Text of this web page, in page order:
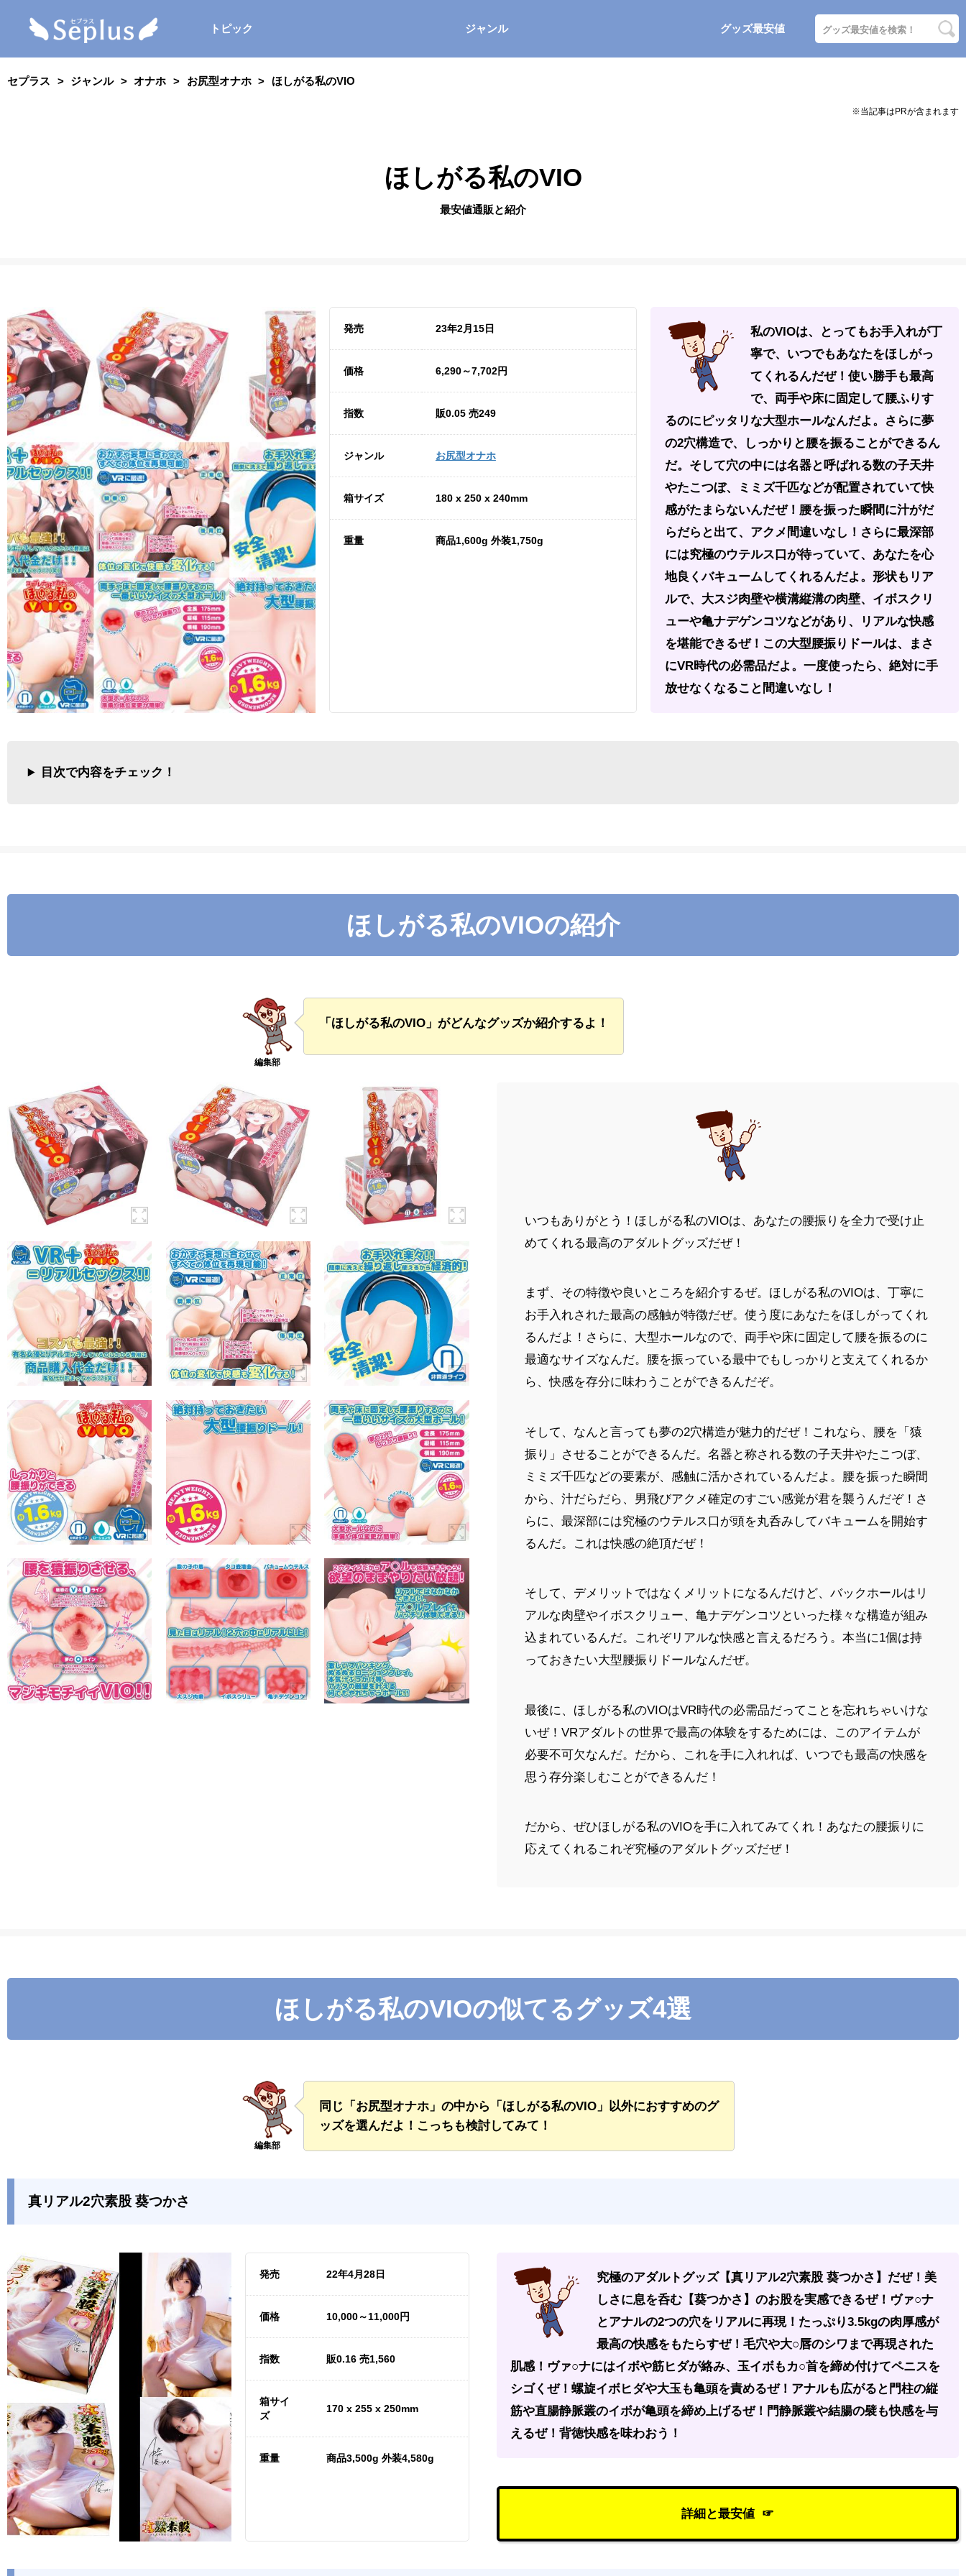
トピック ジャンル グッズ最安値
セプラス ジャンル オナホ お尻型オナホ ほしがる私のVIO
ほしがる私のVIO
最安値通販と紹介
発売 23年2月15日
価格 6,290～7,702円
指数 販0.05 売249
ジャンル お尻型オナホ
箱サイズ 180 x 250 x 240mm
重量 商品1,600g 外装1,750g
私のVIOは、とってもお手入れが丁
寧で、いつでもあなたをほしがっ
てくれるんだぜ！使い勝手も最高
で、両手や床に固定して腰ふりす
るのにピッタリな大型ホールなんだよ。さらに夢
の2穴構造で、しっかりと腰を振ることができるん
だ。そして穴の中には名器と呼ばれる数の子天井
やたこつぼ、ミミズ千匹などが配置されていて快
感がたまらないんだぜ！腰を振った瞬間に汁がだ
らだらと出て、アクメ間違いなし！さらに最深部
には究極のウテルス口が待っていて、あなたを心
地良くバキュームしてくれるんだよ。形状もリア
ルで、大スジ肉壁や横溝縦溝の肉壁、イボスクリ
ューや亀ナデゲンコツなどがあり、リアルな快感
を堪能できるぜ！この大型腰振りドールは、まさ
にVR時代の必需品だよ。一度使ったら、絶対に手
放せなくなること間違いなし！
目次で内容をチェック！
ほしがる私のVIOの紹介
「ほしがる私のVIO」がどんなグッズか紹介するよ！
いつもありがとう！ほしがる私のVIOは、あなたの腰振りを全力で受け止
めてくれる最高のアダルトグッズだぜ！
まず、その特徴や良いところを紹介するぜ。ほしがる私のVIOは、丁寧に
お手入れされた最高の感触が特徴だぜ。使う度にあなたをほしがってくれ
るんだよ！さらに、大型ホールなので、両手や床に固定して腰を振るのに
最適なサイズなんだ。腰を振っている最中でもしっかりと支えてくれるか
ら、快感を存分に味わうことができるんだぞ。
そして、なんと言っても夢の2穴構造が魅力的だぜ！これなら、腰を「猿
振り」させることができるんだ。名器と称される数の子天井やたこつぼ、
ミミズ千匹などの要素が、感触に活かされているんだよ。腰を振った瞬間
から、汁だらだら、男飛びアクメ確定のすごい感覚が君を襲うんだぞ！さ
らに、最深部には究極のウテルス口が頭を丸呑みしてバキュームを開始す
るんだ。これは快感の絶頂だぜ！
そして、デメリットではなくメリットになるんだけど、バックホールはリ
アルな肉壁やイボスクリュー、亀ナデゲンコツといった様々な構造が組み
込まれているんだ。これぞリアルな快感と言えるだろう。本当に1個は持
っておきたい大型腰振りドールなんだぜ。
最後に、ほしがる私のVIOはVR時代の必需品だってことを忘れちゃいけな
いぜ！VRアダルトの世界で最高の体験をするためには、このアイテムが
必要不可欠なんだ。だから、これを手に入れれば、いつでも最高の快感を
思う存分楽しむことができるんだ！
だから、ぜひほしがる私のVIOを手に入れてみてくれ！あなたの腰振りに
応えてくれるこれぞ究極のアダルトグッズだぜ！
ほしがる私のVIOの似てるグッズ4選
同じ「お尻型オナホ」の中から「ほしがる私のVIO」以外におすすめのグ
ッズを選んだよ！こっちも検討してみて！
真リアル2穴素股 葵つかさ
発売 22年4月28日
価格 10,000～11,000円
指数 販0.16 売1,560
箱サイ
ズ
170 x 255 x 250mm
重量 商品3,500g 外装4,580g
究極のアダルトグッズ【真リアル2穴素股 葵つかさ】だぜ！美
しさに息を呑む【葵つかさ】のお股を実感できるぜ！ヴァ○ナ
とアナルの2つの穴をリアルに再現！たっぷり3.5kgの肉厚感が
最高の快感をもたらすぜ！毛穴や大○唇のシワまで再現された
肌感！ヴァ○ナにはイボや筋ヒダが絡み、玉イボもカ○首を締め付けてペニスを
シゴくぜ！螺旋イボヒダや大玉も亀頭を責めるぜ！アナルも広がると門柱の縦
筋や直腸静脈叢のイボが亀頭を締め上げるぜ！門静脈叢や結腸の襞も快感を与
えるぜ！背徳快感を味わおう！
詳細と最安値